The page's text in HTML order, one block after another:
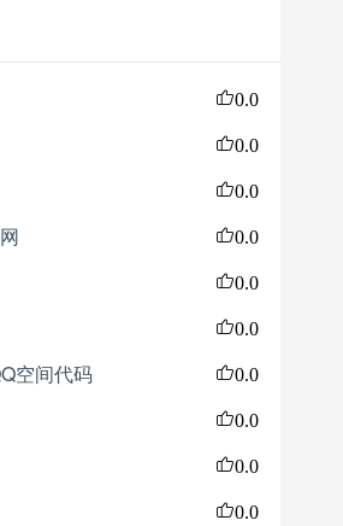
0.0
0.0
0.0
0.0
0.0
0.0
空间代码 0.0
0.0
0.0
0.0